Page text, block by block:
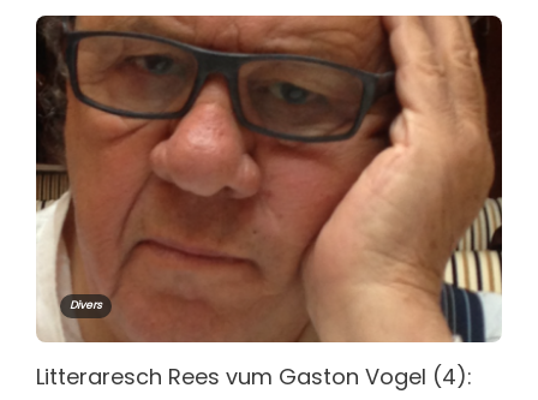
Divers
Litteraresch Rees vum Gaston Vogel (4):